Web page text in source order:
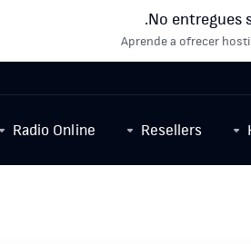
No entregues
Aprende a ofrecer
Resellers
Radio Online